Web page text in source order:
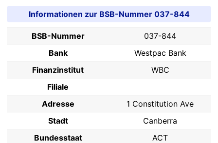
Informationen zur BSB-Nummer 037-844
BSB-Nummer
037-844
Bank
Westpac Bank
Finanzinstitut
WBC
Filiale
Adresse
1 Constitution Ave
Stadt
Canberra
Bundesstaat
ACT